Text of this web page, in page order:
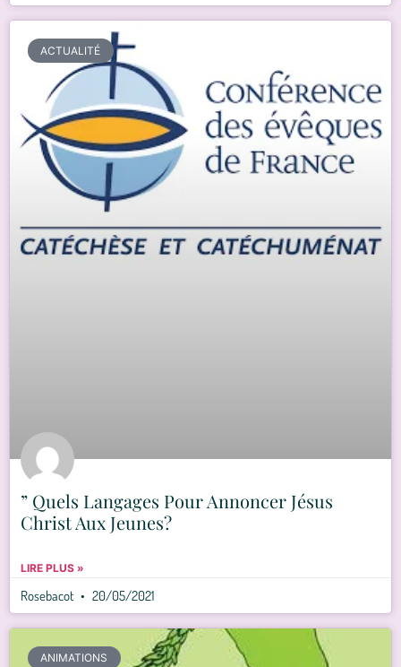
ACTUALITÉ
” Quels Langages Pour Annoncer Jésus
Christ Aux Jeunes?
LIRE PLUS »
Rosebacot 20/05/2021
ANIMATIONS